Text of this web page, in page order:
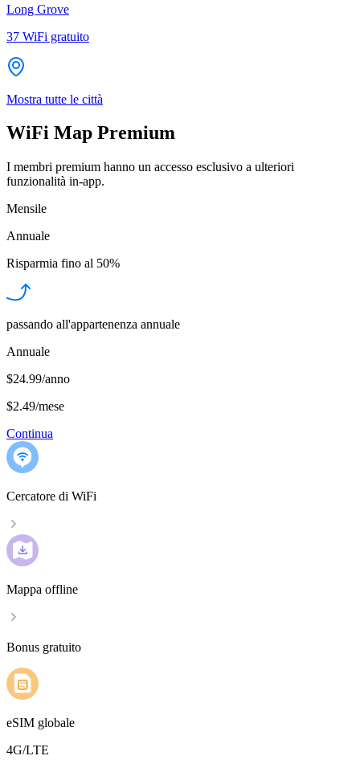
Long Grove
37 WiFi gratuito
Mostra tutte le città
WiFi Map Premium
I membri premium hanno un accesso esclusivo a ulteriori
funzionalità in-app.
Mensile
Annuale
Risparmia fino al 50%
passando all'appartenenza annuale
Annuale
$24.99/anno
$2.49/mese
Continua
Cercatore di WiFi
Mappa offline
Bonus gratuito
eSIM globale
4G/LTE